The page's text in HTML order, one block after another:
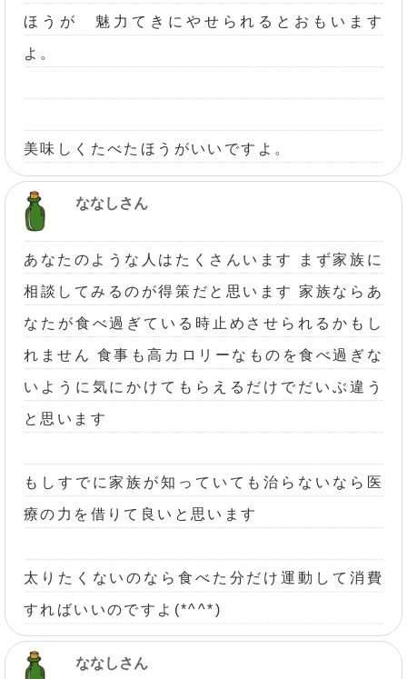
ほうが 魅力てきにやせられるとおもいます
よ。
美味しくたべたほうがいいですよ。
ななしさん
あなたのような人はたくさんいます まず家族に
相談してみるのが得策だと思います 家族ならあ
なたが食べ過ぎている時止めさせられるかもし
れません 食事も高カロリーなものを食べ過ぎな
いように気にかけてもらえるだけでだいぶ違う
と思います
もしすでに家族が知っていても治らないなら医
療の力を借りて良いと思います
太りたくないのなら食べた分だけ運動して消費
すればいいのですよ(*^^*)
ななしさん